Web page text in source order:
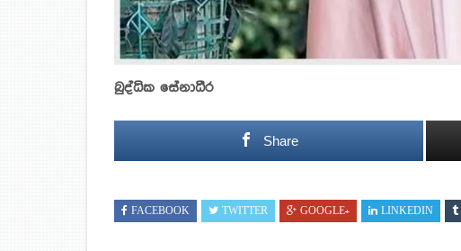
බුද්ධික සේනාධීර
Share
FACEBOOK TWITTER GOOGLE+ LINKEDIN